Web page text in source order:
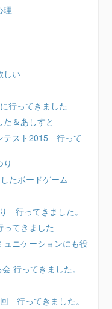
理
しい
行ってきました
＆あしすと
テスト2015 行って
たボードゲーム
行ってきました。
てきました
ニケーションにも役
行ってきました。
行ってきました。